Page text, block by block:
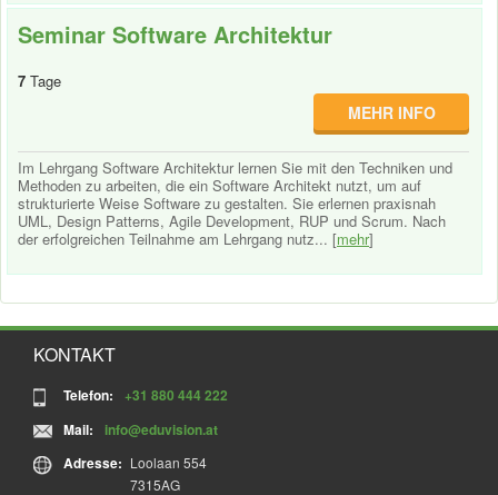
Seminar Software Architektur
7 Tage
MEHR INFO
Im Lehrgang Software Architektur lernen Sie mit den Techniken und
Methoden zu arbeiten, die ein Software Architekt nutzt, um auf
strukturierte Weise Software zu gestalten. Sie erlernen praxisnah
UML, Design Patterns, Agile Development, RUP und Scrum. Nach
der erfolgreichen Teilnahme am Lehrgang nutz... [mehr]
KONTAKT
Telefon:
+31 880 444 222
Mail:
info@eduvision.at
Adresse: Loolaan 554
7315AG